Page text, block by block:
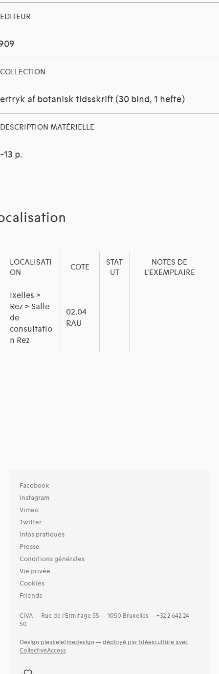
EDITEUR
COLLECTION
af botanisk tidsskrift (30 bind, 1 hefte)
DESCRIPTION MATÉRIELLE
13 p.
LOCALISATI
ON
COTE
STAT
UT
NOTES DE
L'EXEMPLAIRE
Ixelles >
Rez > Salle
de
consultatio
n Rez
02.04
RAU
Facebook
Instagram
Vimeo
Twitter
Infos pratiques
Presse
Conditions générales
Vie privée
Cookies
Friends
CIVA — Rue de l’Ermitage 55 — 1050 Bruxelles — +32 2 642 24
50
Design pleaseletmedesign — déployé par Idéesculture avec
CollectiveAccess